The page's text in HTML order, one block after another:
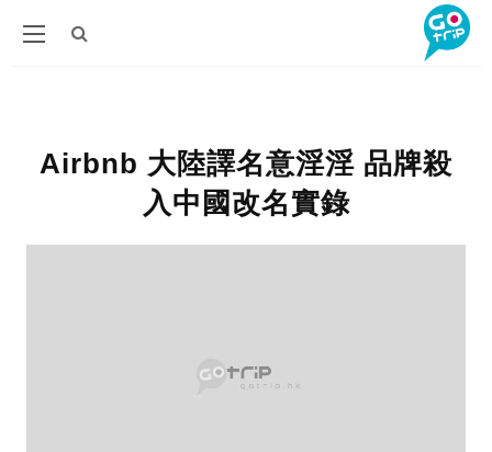
Airbnb 大陸譯名意淫淫 品牌殺
入中國改名實錄